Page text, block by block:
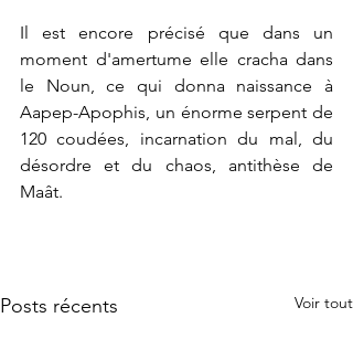
Il est encore précisé que dans un
moment d'amertume elle cracha dans
le Noun, ce qui donna naissance à
Aapep-Apophis, un énorme serpent de
120 coudées, incarnation du mal, du
désordre et du chaos, antithèse de
Maât.
Posts récents Voir tout